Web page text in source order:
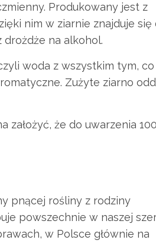
Produkowany jest z
nim w ziarnie znajduje się
na alkohol.
woda z wszystkim tym,
Zużyte ziarno
założyć, że do uwarzenia
pnącej rośliny z rodziny
powszechnie w naszej
w Polsce głównie na